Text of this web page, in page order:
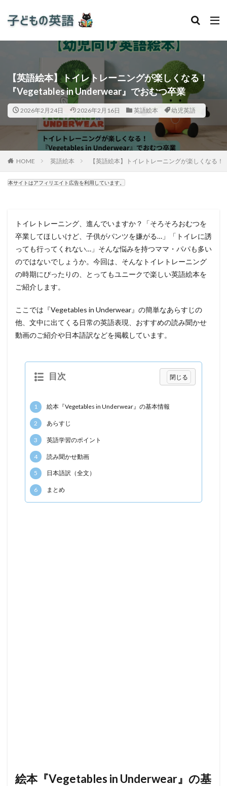
【英語絵本】トイレトレーニングが楽しくなる！
『Vegetables in Underwear』でおむつ卒業
2026年2月24日 2026年2月16日 英語絵本 幼児英語
HOME 英語絵本 【英語絵本】トイレトレーニングが楽しくなる
本サイトはアフィリエイト広告を利用しています。
トイレトレーニング、進んでいますか？「そろそろおむつを
卒業してほしいけど、子供がパンツを嫌がる…」「トイレに誘
っても行ってくれない…」そんな悩みを持つママ・パパも多い
のではないでしょうか。今回は、そんなトイレトレーニング
の時期にぴったりの、とってもユニークで楽しい英語絵本を
ご紹介します。
ここでは『Vegetables in Underwear』の簡単なあらすじの
他、文中に出てくる日常の英語表現、おすすめの読み聞かせ
動画のご紹介や日本語訳などを掲載しています。
目次
1 絵本『Vegetables in Underwear』の基本情報
2 あらすじ
3 英語学習のポイント
4 読み聞かせ動画
5 日本語訳（全文）
6 まとめ
絵本『Vegetables in Underwear』の基